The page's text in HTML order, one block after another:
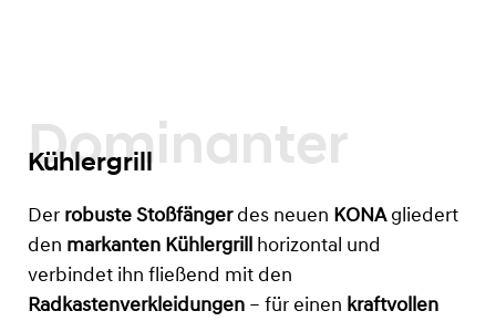
Dominanter
Kühlergrill
Der robuste Stoßfängerdes neuen KONAgliedert
den markanten Kühlergrill horizontal und
verbindet ihn fließend mit den
Radkastenverkleidungen – für einen kraftvollen